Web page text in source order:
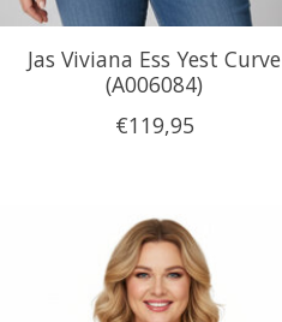
Jas Viviana Ess Yest Curve
(A006084)
€119,95